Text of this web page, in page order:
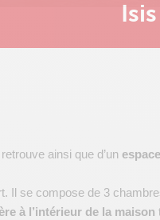
Isis
ainsi que d’un
Il se compose de 3
à l’intérieur de la maison